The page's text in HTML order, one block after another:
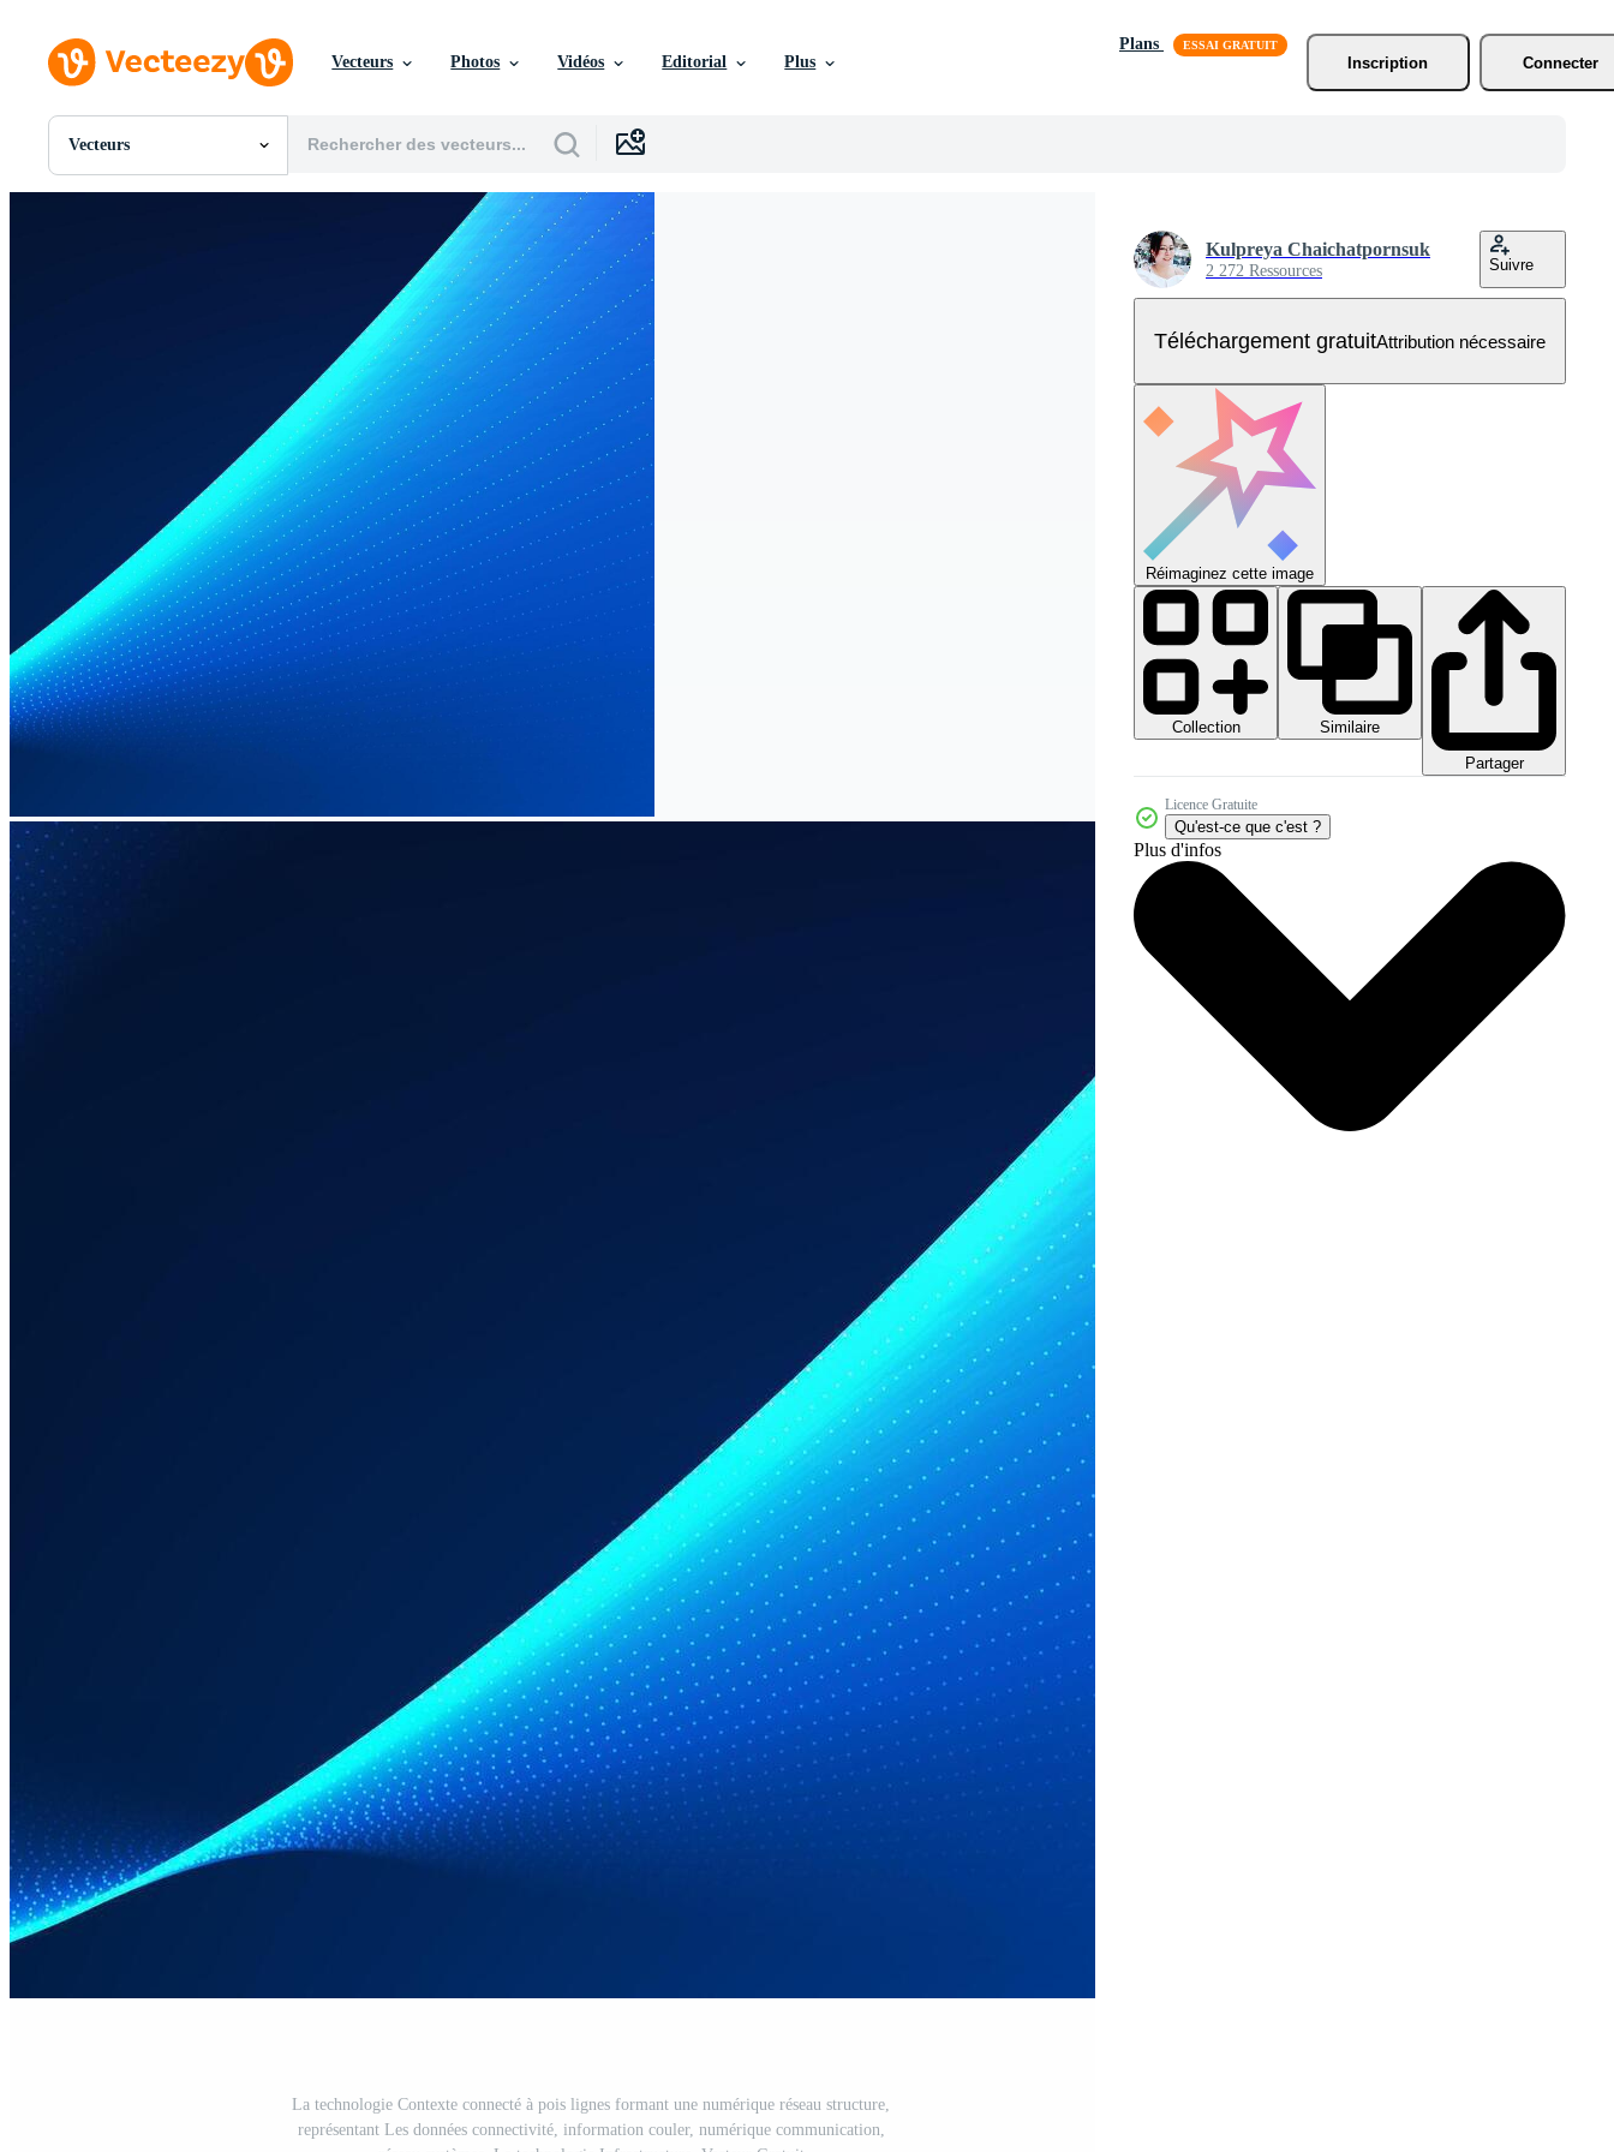
Vecteurs Photos Vidéos Editorial Plus
Plans
Inscription
Connecter
Vecteurs
Toutes Images
La technologie Contexte connecté à pois lignes formant une numérique réseau structure,
représentant Les données connectivité, information couler, numérique communication,
Kulpreya Chaichatpornsuk
2 272 Ressources Suivre
Téléchargement gratuitAttribution nécessaire
Réimaginez cette image
Collection
Similaire
Partager
Licence Gratuite
Qu'est-ce que c'est ?
Plus d'infos